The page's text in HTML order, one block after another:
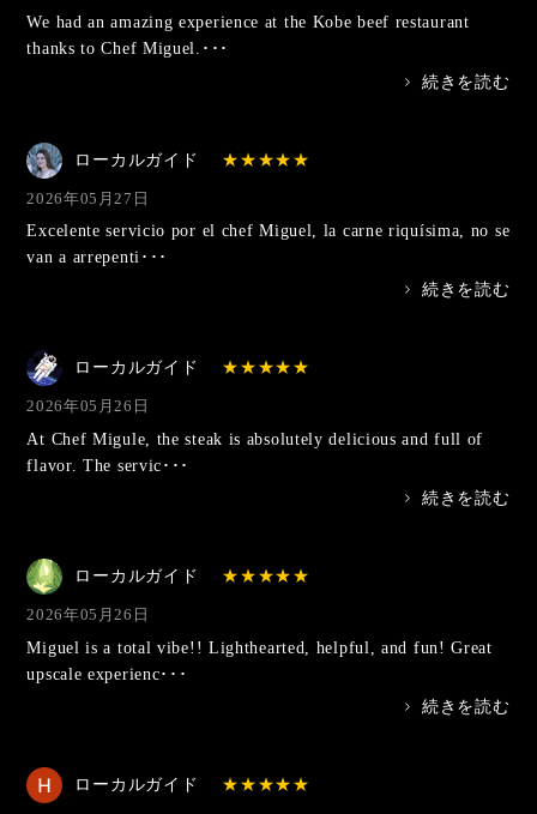
We had an amazing experience at the Kobe beef restaurant
thanks to Chef Miguel.･･･
>
続きを読む
ローカルガイド
2026年05月27日
Excelente servicio por el chef Miguel, la carne riquísima, no se
van a arrepenti･･･
>
続きを読む
ローカルガイド
2026年05月26日
At Chef Migule, the steak is absolutely delicious and full of
flavor. The servic･･･
>
続きを読む
ローカルガイド
2026年05月26日
Miguel is a total vibe!! Lighthearted, helpful, and fun! Great
upscale experienc･･･
>
続きを読む
ローカルガイド